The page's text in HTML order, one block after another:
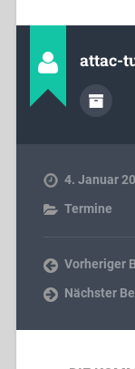
attac-
4. Januar
Termine
Vorheriger
Nächster